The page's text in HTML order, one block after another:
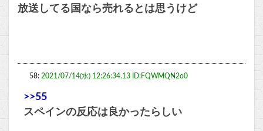
放送してる国なら売れるとは思うけど
58: 2021/07/14(水) 12:26:34.13 ID:FQWMQN2o0
>>55
スペインの反応は良かったらしい